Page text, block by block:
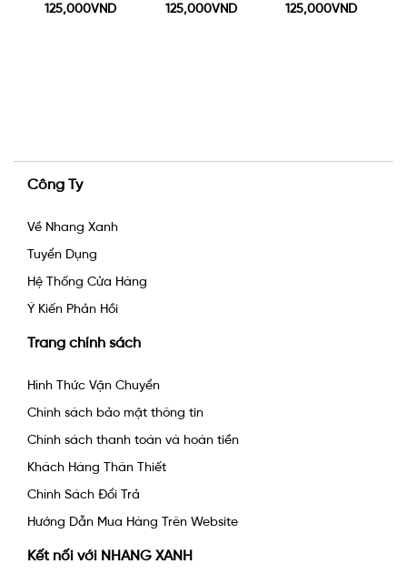
125,000VND
125,000VND
165,000VND
Công Ty
Về Nhang Xanh
Tuyển Dụng
Hệ Thống Cửa Hàng
Ý Kiến Phản Hồi
Trang chính sách
Hình Thức Vận Chuyển
Chính sách bảo mật thông tin
Chính sách thanh toán và hoàn tiền
Khách Hàng Thân Thiết
Chính Sách Đổi Trả
Hướng Dẫn Mua Hàng Trên Website
Kết nối với NHANG XANH